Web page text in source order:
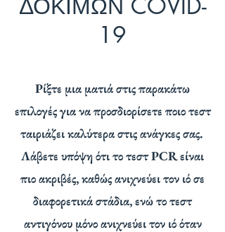
ΔΟΚΙΜΩΝ COVID-
19
Ρίξτε μια ματιά στις παρακάτω
επιλογές για να προσδιορίσετε ποιο τεστ
ταιριάζει καλύτερα στις ανάγκες σας.
Λάβετε υπόψη ότι το τεστ PCR είναι
πιο ακριβές, καθώς ανιχνεύει τον ιό σε
διαφορετικά στάδια, ενώ το τεστ
αντιγόνου μόνο ανιχνεύει τον ιό όταν